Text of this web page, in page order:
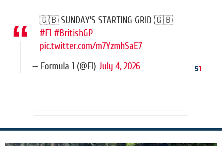
🇬🇧 SUNDAY'S STARTING GRID 🇬🇧
#F1 #BritishGP
pic.twitter.com/m7YzmhSaE7
— Formula 1 (@F1) July 4, 2026